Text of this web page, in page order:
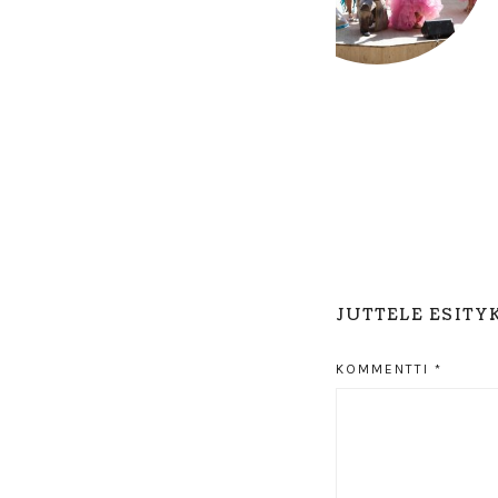
JUTTELE
KOMMENTTI *